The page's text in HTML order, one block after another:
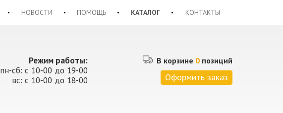
НОВОСТИ ПОМОЩЬ КАТАЛОГ КОНТАКТЫ
Режим работы:
пн-сб: с 10-00 до 19-00
вс: с 10-00 до 18-00
В корзине 0 позиций
Оформить заказ